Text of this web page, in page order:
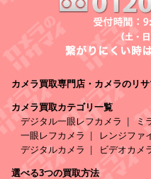
カメラ買取専門店・カメラのリ
カメラ買取カテゴリ一覧
デジタル一眼レフカメラ
ミ
一眼レフカメラ
レンジファ
デジタルカメラ
ビデオカメ
選べる3つの買取方法